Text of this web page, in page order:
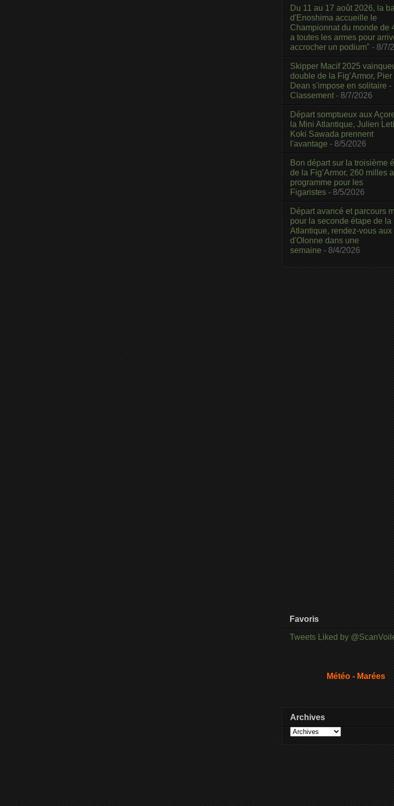
Du 11 au 17 août 2026, la
d'Enoshima accueille le
Championnat du monde de
a toutes les armes pour
accrocher un podium" - 8/7/
Skipper Macif 2025
double de la Fig’Armor,
Dean s'impose en solitaire -
Classement - 8/7/2026
Départ somptueux aux
la Mini Atlantique, Julien
Koki Sawada prennent
l'avantage - 8/5/2026
Bon départ sur la troisième
de la Fig’Armor, 260 milles
programme pour les
Figaristes - 8/5/2026
Départ avancé et parcours
pour la seconde étape de la
Atlantique, rendez-vous
d'Olonne dans une
semaine - 8/4/2026
Favoris
Tweets Liked by
Météo - Marées
Archives